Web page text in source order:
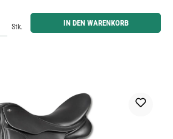
Wert ein oder benutze die Schaltflächen um die Anzahl zu
Stk. IN DEN WARENKORB